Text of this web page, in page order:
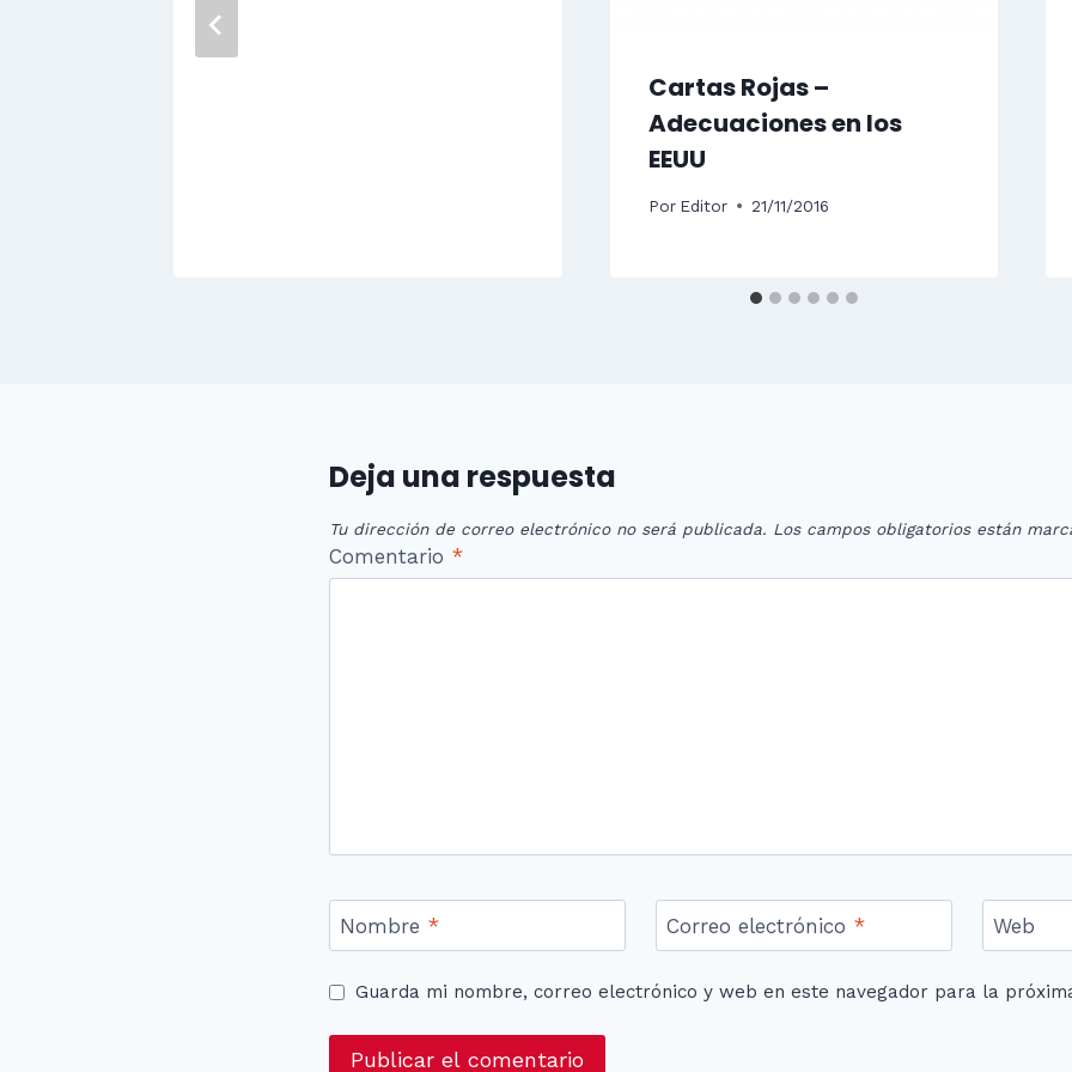
Cartas Rojas –
Adecuaciones en los
EEUU
Por Editor 21/11/2016
Deja una respuesta
Tu dirección de correo electrónico no será publicada. Los campos obligatorios están
Comentario *
Nombre * Correo electrónico * Web
Guarda mi nombre, correo electrónico y web en este navegador para la